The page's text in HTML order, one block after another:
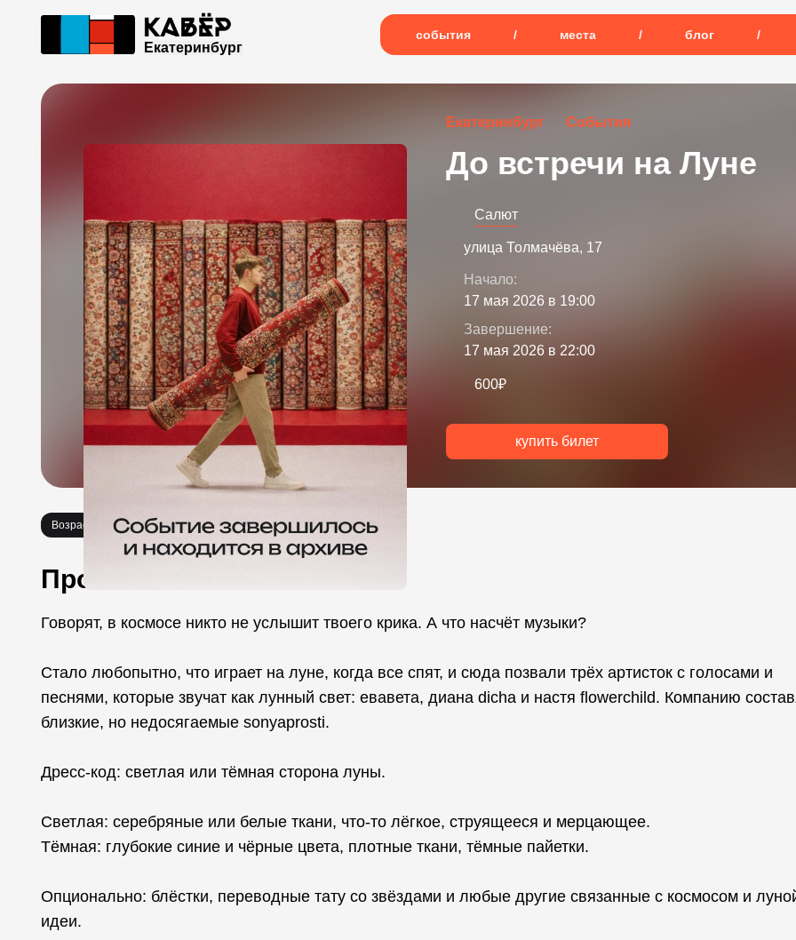
Екатеринбург
события / места / блог /
Екатеринбург События
До встречи на Луне
купить билет
Салют
улица Толмачёва, 17
Начало:
17 мая 2026 в 19:00
Завершение:
17 мая 2026 в 22:00
600₽
Возраст 18+ Концерты
Про событие
Говорят, в космосе никто не услышит твоего крика. А что насчёт музыки?
Стало любопытно, что играет на луне, когда все спят, и сюда позвали трёх артисток с голосами и
песнями, которые звучат как лунный свет: евавета, диана dicha и настя flowerchild. Компанию
близкие, но недосягаемые sonyaprosti.
Дресс-код: светлая или тёмная сторона луны.
Светлая: серебряные или белые ткани, что-то лёгкое, струящееся и мерцающее.
Тёмная: глубокие синие и чёрные цвета, плотные ткани, тёмные пайетки.
Опционально: блёстки, переводные тату со звёздами и любые другие связанные с космосом и
идеи.